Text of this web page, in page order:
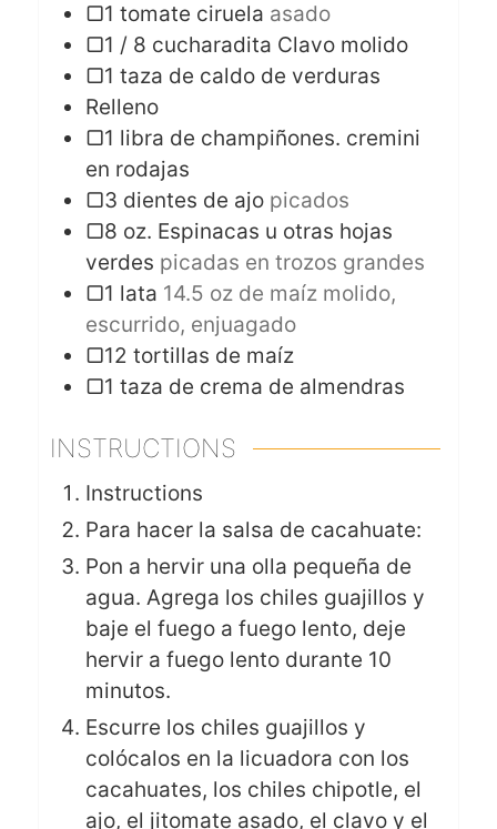
▢1 tomate ciruela asado
▢1 / 8 cucharadita Clavo molido
▢1 taza de caldo de verduras
Relleno
▢1 libra de champiñones. cremini
en rodajas
▢3 dientes de ajo picados
▢8 oz. Espinacas u otras hojas
verdes picadas en trozos grandes
▢1 lata 14.5 oz de maíz molido,
escurrido, enjuagado
▢12 tortillas de maíz
▢1 taza de crema de almendras
INSTRUCTIONS
Instructions
Para hacer la salsa de cacahuate:
Pon a hervir una olla pequeña de
agua. Agrega los chiles guajillos y
baje el fuego a fuego lento, deje
hervir a fuego lento durante 10
minutos.
Escurre los chiles guajillos y
colócalos en la licuadora con los
cacahuates, los chiles chipotle, el
ajo, el jitomate asado, el clavo y el